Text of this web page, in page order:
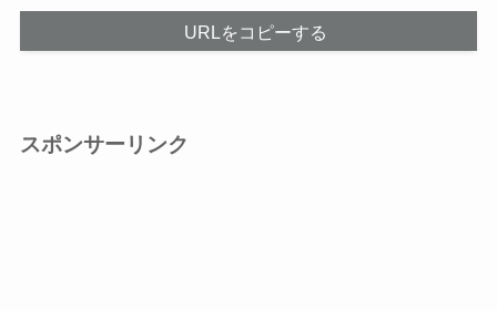
URLをコピーする
スポンサーリンク